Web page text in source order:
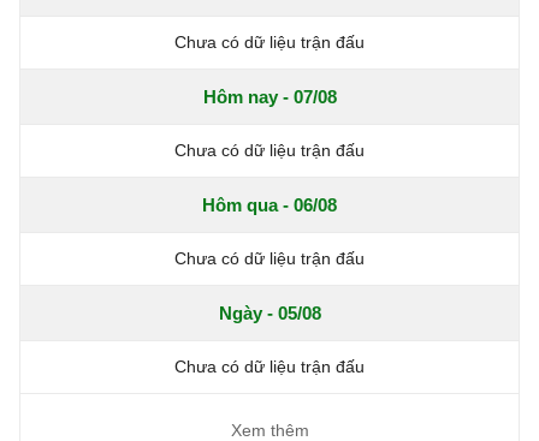
Chưa có dữ liệu trận đấu
Hôm nay - 07/08
Chưa có dữ liệu trận đấu
Hôm qua - 06/08
Chưa có dữ liệu trận đấu
Ngày - 05/08
Chưa có dữ liệu trận đấu
Xem thêm